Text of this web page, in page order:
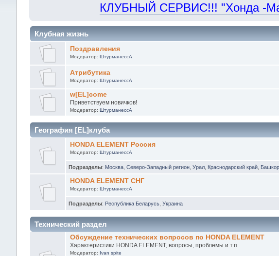
КЛУБНЫЙ СЕРВИС!!! "Хонда -
Клубная жизнь
Поздравления
Модератор:ШтурманессА
Атрибутика
Модератор:ШтурманессА
w[EL]come
Приветствуем новичков!
Модератор:ШтурманессА
География [EL]клуба
HONDA ELEMENT Россия
Модератор:ШтурманессА
Подразделы: Москва, Северо-Западный регион, Урал, Краснодарский край,
HONDA ELEMENT СНГ
Модератор:ШтурманессА
Подразделы: Республика Беларусь, Украина
Технический раздел
Обсуждение технических вопросов по HONDA ELEMENT
Характеристики HONDA ELEMENT, вопросы, проблемы и т.п.
Модератор: Ivan spite